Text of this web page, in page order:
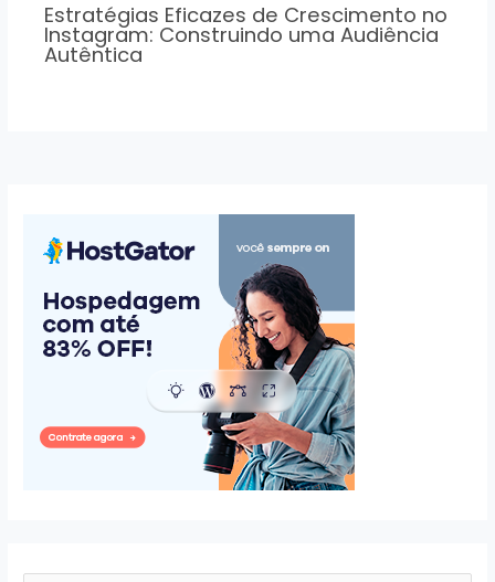
Estratégias Eficazes de Crescimento no
Instagram: Construindo uma Audiência
Autêntica